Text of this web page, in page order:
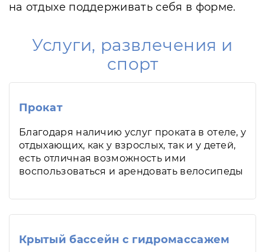
на отдыхе поддерживать себя в форме.
Услуги, развлечения и
спорт
Прокат
Благодаря наличию услуг проката в отеле, у
отдыхающих, как у взрослых, так и у детей,
есть отличная возможность ими
воспользоваться и арендовать велосипеды
Крытый бассейн с гидромассажем